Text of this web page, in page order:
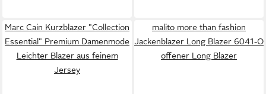
Marc Cain Kurzblazer "Collection
Essential" Premium Damenmode
Leichter Blazer aus feinem
Jersey
malito more than fashion
Jackenblazer Long Blazer 6041-O
offener Long Blazer